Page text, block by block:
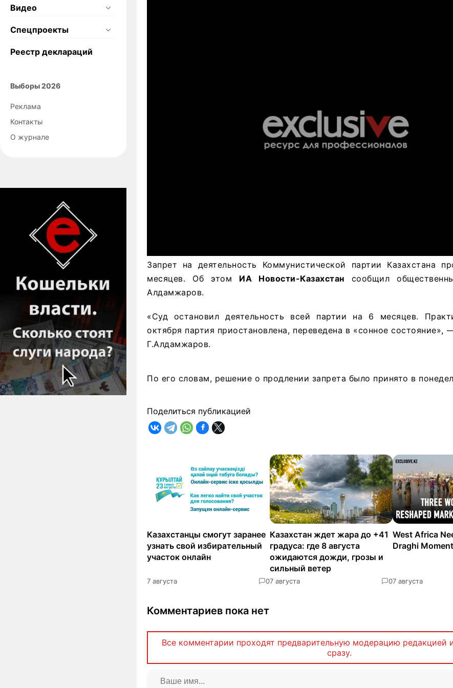
Видео
Спецпроекты
Реестр деклараций
Выборы 2026
Реклама
Контакты
О журнале
Запрет на деятельность Коммунистической партии Казахстана
месяцев. Об этом ИА Новости-Казахстан сообщил
Алдамжаров.
«Суд остановил деятельность всей партии на 6 месяцев.
октября партия приостановлена, переведена в «сонное состояние»,
Г.Алдамжаров.
По его словам, решение о продлении запрета было принято в
Поделиться публикацией
Казахстанцы смогут заранее
узнать свой избирательный
участок онлайн
7 августа 0
Казахстан ждет жара до +41
градуса: где 8 августа
ожидаются дожди, грозы и
сильный ветер
7 августа 0
West Africa
Draghi Moment
7 августа
Комментариев пока нет
Все комментарии проходят предварительную модерацию редакцией
сразу.